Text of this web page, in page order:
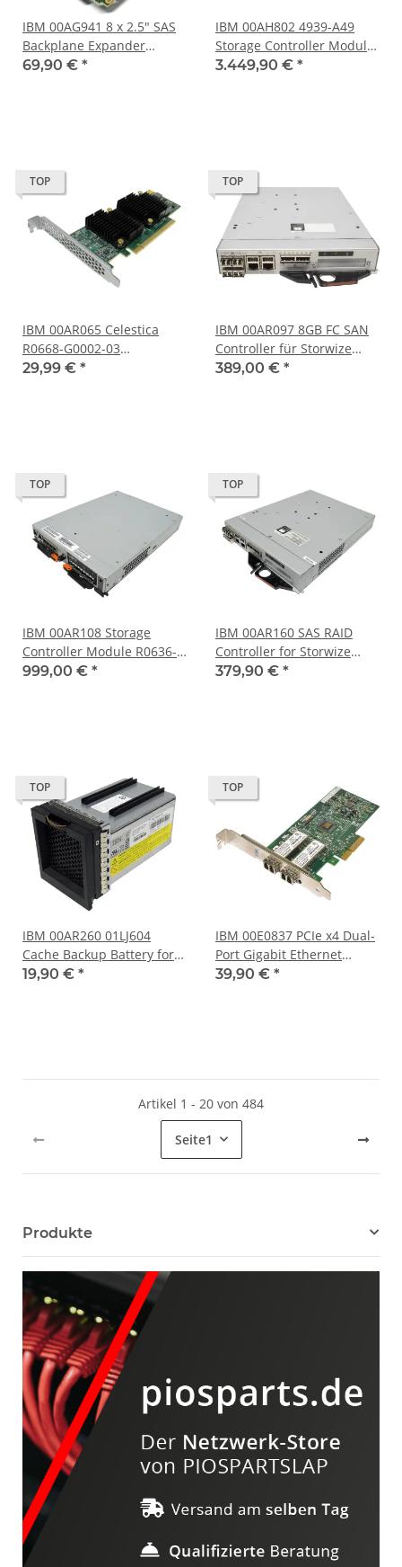
IBM 00AG941 8 x 2.5" SAS
Backplane Expander
12Gb/s für System x3650
69,90 € *
IBM 00AH802 4939-A49
Storage Controller Module
for FlexSystem V7000
3.449,90 € *
TOP
IBM 00AR065 Celestica
R0668-G0002-03
Compression Accelerator
29,99 € *
TOP
IBM 00AR097 8GB FC SAN
Controller für Storwize
V7000 00AR039 + 4x GBICs
389,00 € *
TOP
IBM 00AR108 Storage
Controller Module R0636-
F0001-01 for Storwize
999,00 € *
TOP
IBM 00AR160 SAS RAID
Controller for Storwize
V7000 Storage System
379,90 € *
TOP
IBM 00AR260 01LJ604
Cache Backup Battery for
SAN Volume Controller
19,90 € *
TOP
IBM 00E0837 PCIe x4 Dual-
Port Gigabit Ethernet
Netzwerkkarte FP
39,90 € *
Artikel 1 - 20 von 484
Seite1
Produkte